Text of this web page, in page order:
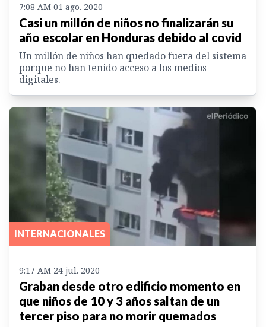
7:08 AM 01 ago. 2020
Casi un millón de niños no finalizarán su
año escolar en Honduras debido al covid
Un millón de niños han quedado fuera del sistema
porque no han tenido acceso a los medios
digitales.
INTERNACIONALES
9:17 AM 24 jul. 2020
Graban desde otro edificio momento en
que niños de 10 y 3 años saltan de un
tercer piso para no morir quemados